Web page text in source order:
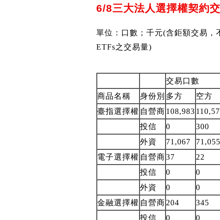
6/8三大法人選擇權契約
單位：口數；千元(含鉅額交易，
ETFs之交易量)
交易口數
商品名稱
身份別 多方
空方
臺指選擇權 自營商 108,983
投信
0
300
外資
71,067
71,055
電子選擇權 自營商37
22
投信
0
0
外資
0
0
金融選擇權 自營商 204
345
投信
0
0